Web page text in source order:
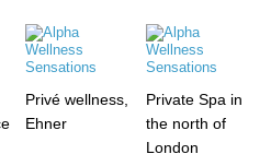
Privé wellness,
Ehner
Private Spa in
the north of
London